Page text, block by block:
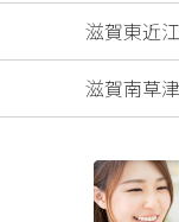
滋賀東近江
滋賀南草津